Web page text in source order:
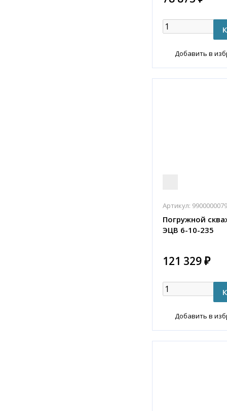
Добавить в
Артикул:
Погружной
ЭЦВ 6-10-235
121 329 ₽
Добавить в